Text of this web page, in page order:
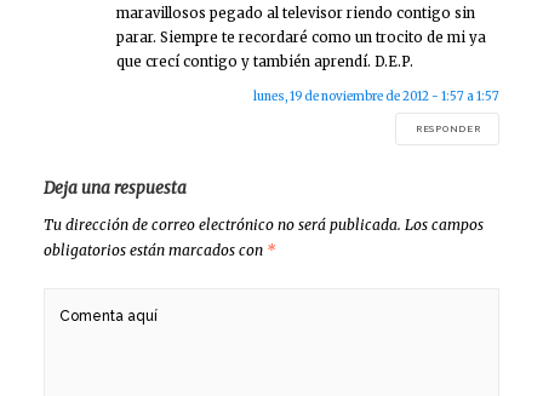
maravillosos pegado al televisor riendo contigo sin
parar. Siempre te recordaré como un trocito de mi ya
que crecí contigo y también aprendí. D.E.P.
lunes, 19 de noviembre de 2012 - 1:57 a 1:57
RESPONDER
Deja una respuesta
Tu dirección de correo electrónico no será publicada. Los campos
obligatorios están marcados con *